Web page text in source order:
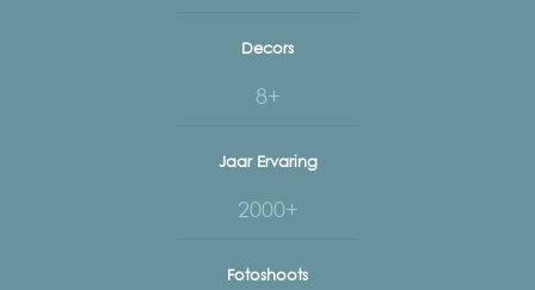
Decors
8+
Jaar Ervaring
2000+
Fotoshoots